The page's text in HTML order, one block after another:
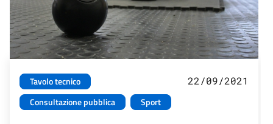
Tavolo tecnico
Consultazione pubblica
Sport
22/09/2021